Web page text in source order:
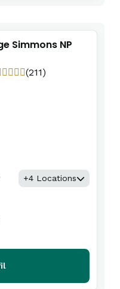
Simmons NP
(211)
+4 Locations